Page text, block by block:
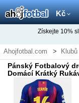
Kč
Získejte 10%
Ahojfotbal.com Klubů
Pánský Fotbalový
Domácí Krátký